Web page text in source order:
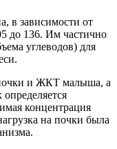
в зависимости от
до 136. Им частично
углеводов) для
и ЖКТ малыша, а
концентрация
на почки была